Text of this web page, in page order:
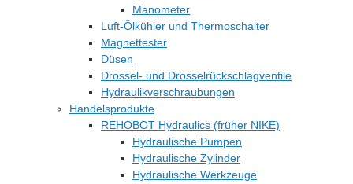
Manometer
Luft-Ölkühler und Thermoschalter
Magnettester
Düsen
Drossel- und Drosselrückschlagventile
Hydraulikverschraubungen
Handelsprodukte
REHOBOT Hydraulics (früher NIKE)
Hydraulische Pumpen
Hydraulische Zylinder
Hydraulische Werkzeuge